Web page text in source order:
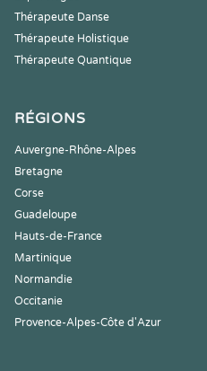
Thérapeute Danse
Thérapeute Holistique
Thérapeute Quantique
RÉGIONS
Auvergne-Rhône-Alpes
Bretagne
Corse
Guadeloupe
Hauts-de-France
Martinique
Normandie
Occitanie
Provence-Alpes-Côte d'Azur